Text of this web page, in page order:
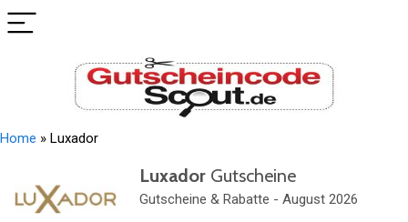
Home » Luxador
LuxadorGutscheine
Gutscheine & Rabatte - August 2026